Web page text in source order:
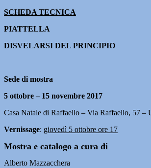
SCHEDA TECNICA
PIATTELLA
DISVELARSI DEL PRINCIPIO
Sede di mostra
5 ottobre – 15 novembre 2017
Casa Natale di Raffaello – Via Raffaello, 57 –
Vernissage: giovedì 5 ottobre ore 17
Mostra e catalogo a cura di
Alberto Mazzacchera